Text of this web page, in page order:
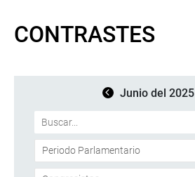
CONTRASTES
Junio del 2025